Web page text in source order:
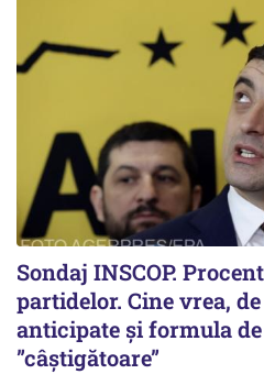
Sondaj INSCOP.
partidelor. Cine vrea,
anticipate și formula
”câștigătoare”